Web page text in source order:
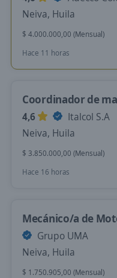
Neiva, Huila
$ 4.000.000,00 (Mensual)
Hace 11 horas
Coordinador de
4,6
Italcol S.A
Neiva, Huila
$ 3.850.000,00 (Mensual)
Hace 16 horas
Mecánico/a de
Grupo UMA
Neiva, Huila
$ 1.750.905,00 (Mensual)